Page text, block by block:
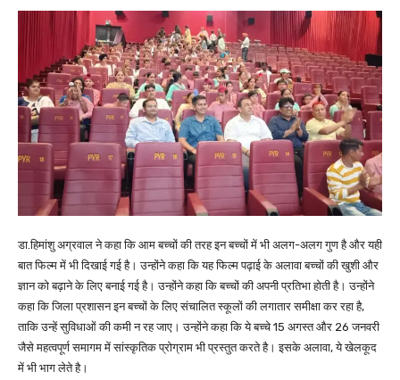
डा.हिमांशु अग्रवाल ने कहा कि आम बच्चों की तरह इन बच्चों में भी अलग-अलग गुण है और यही
बात फिल्म में भी दिखाई गई है। उन्होंने कहा कि यह फिल्म पढ़ाई के अलावा बच्चों की खुशी और
ज्ञान को बढ़ाने के लिए बनाई गई है। उन्होंने कहा कि बच्चों की अपनी प्रतिभा होती है। उन्होंने
कहा कि जिला प्रशासन इन बच्चों के लिए संचालित स्कूलों की लगातार समीक्षा कर रहा है,
ताकि उन्हें सुविधाओं की कमी न रह जाए। उन्होंने कहा कि ये बच्चे 15 अगस्त और 26 जनवरी
जैसे महत्वपूर्ण समागम में सांस्कृतिक प्रोग्राम भी प्रस्तुत करते है। इसके अलावा, ये खेलकूद
में भी भाग लेते है।